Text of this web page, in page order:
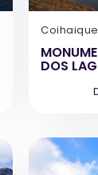
Coihaique
DOS